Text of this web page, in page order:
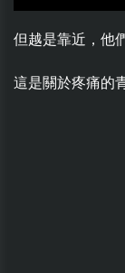
但越是靠近，他
這是關於疼痛的